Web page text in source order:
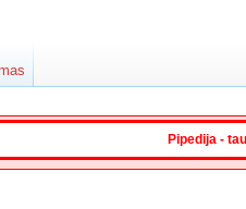
Pipedija -